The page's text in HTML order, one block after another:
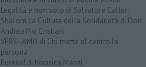
Legalità e non solo di Salvatore Calleri
Shalom La Cultura della Solidarietà di Don
Andrea Pio Cristiani
VERSI-AMO di Chi mette al centro la
persona
Eureka! di Nausica Manzi